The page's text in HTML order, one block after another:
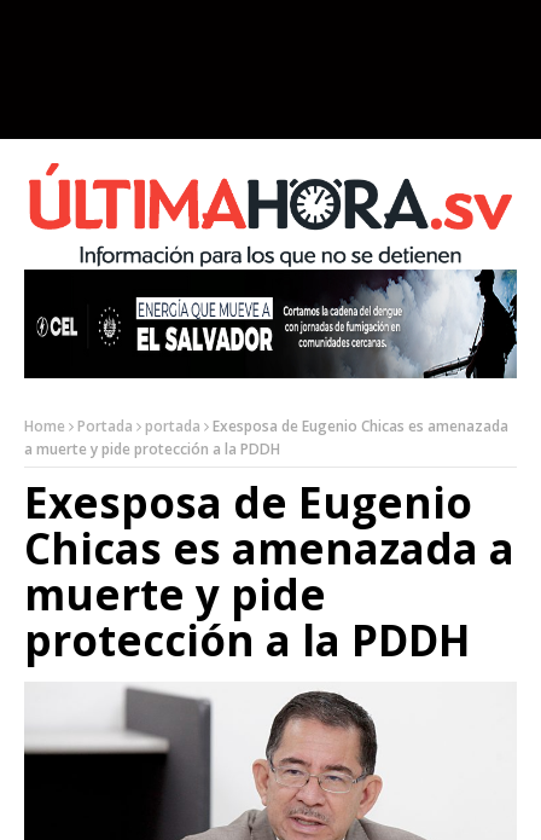
Home Portada portada
Exesposa de Eugenio Chicas es amenazada
a muerte y pide protección a la PDDH
Exesposa de Eugenio
Chicas es amenazada a
muerte y pide
protección a la PDDH